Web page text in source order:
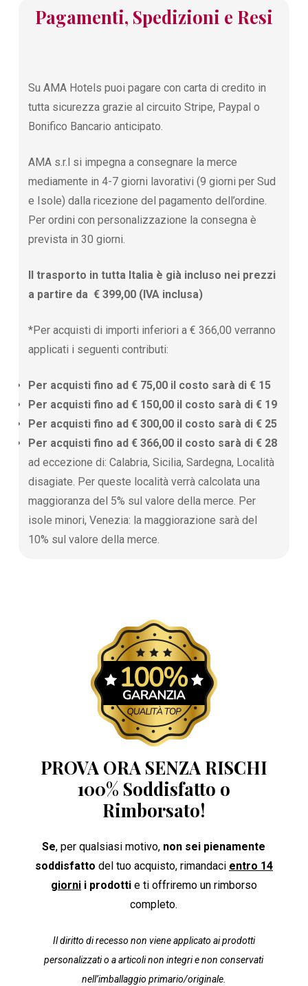
Pagamenti, Spedizioni e Resi
Su AMA Hotels puoi pagare con carta di credito in
tutta sicurezza grazie al circuito Stripe, Paypal o
Bonifico Bancario anticipato.
AMA s.r.l si impegna a consegnare la merce
mediamente in 4-7 giorni lavorativi (9 giorni per Sud
e Isole) dalla ricezione del pagamento dell’ordine.
Per ordini con personalizzazione la consegna è
prevista in 30 giorni.
Il trasporto in tutta Italia è già incluso nei prezzi
a partire da € 399,00 (IVA inclusa)
*Per acquisti di importi inferiori a € 366,00 verranno
applicati i seguenti contributi:
Per acquisti fino ad € 75,00 il costo sarà di € 15
Per acquisti fino ad € 150,00 il costo sarà di € 19
Per acquisti fino ad € 300,00 il costo sarà di € 25
Per acquisti fino ad € 366,00 il costo sarà di € 28
ad eccezione di: Calabria, Sicilia, Sardegna, Località
disagiate. Per queste località verrà calcolata una
maggioranza del 5% sul valore della merce. Per
isole minori, Venezia: la maggiorazione sarà del
10% sul valore della merce.
PROVA ORA SENZA RISCHI
100% Soddisfatto o
Rimborsato!
Se, per qualsiasi motivo, non sei pienamente
soddisfatto del tuo acquisto, rimandaci entro 14
giornii prodottie ti offriremo un rimborso
completo.
Il diritto di recesso non viene applicato ai prodotti
personalizzati o a articoli non integri e non conservati
nell’imballaggio primario/originale.